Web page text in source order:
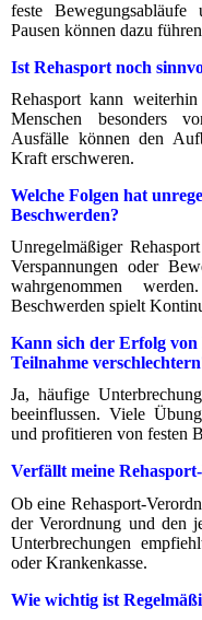
feste Bewegungsabläufe
Pausen können dazu
Ist Rehasport noch
Rehasport kann
Menschen besonders
Ausfälle können den
Kraft erschweren.
Welche Folgen hat
Beschwerden?
Unregelmäßiger
Verspannungen oder
wahrgenommen
Beschwerden spielt
Kann sich der Erfolg
Teilnahme
Ja, häufige
beeinflussen. Viele
und profitieren von festen
Verfällt meine
Ob eine Rehasport-
der Verordnung und den
Unterbrechungen
oder Krankenkasse.
Wie wichtig ist